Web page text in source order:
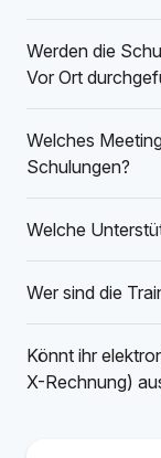
Werden die
Vor Ort
Welches
Schulungen?
Welche
Wer sind die
Könnt ihr
X-Rechnung)